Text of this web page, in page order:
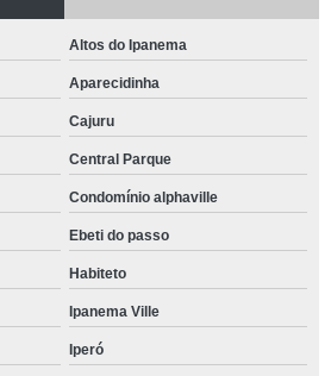
Altos do Ipanema
Aparecidinha
Cajuru
Central Parque
Condomínio alphaville
Ebeti do passo
Habiteto
Ipanema Ville
Iperó